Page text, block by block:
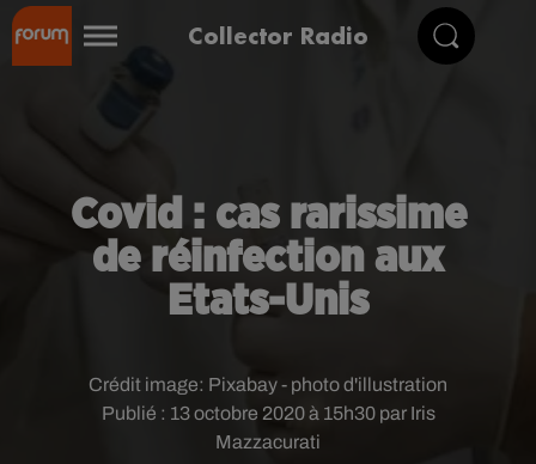
Collector Radio
Covid : cas rarissime
de réinfection aux
Etats-Unis
Publié : 13 octobre 2020 à 15h30 par Iris
Mazzacurati
Crédit image: Pixabay - photo d'illustration